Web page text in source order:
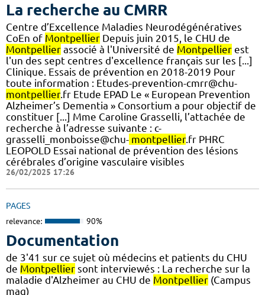
La recherche au CMRR
Centre d’Excellence Maladies Neurodégénératives
CoEn of Montpellier Depuis juin 2015, le CHU de
Montpellier associé à l'Université de Montpellier est
l'un des sept centres d'excellence français sur les [...]
Clinique. Essais de prévention en 2018-2019 Pour
toute information : Etudes-prevention-cmrr@chu-
montpellier.fr Etude EPAD Le « European Prevention
Alzheimer’s Dementia » Consortium a pour objectif de
constituer [...] Mme Caroline Grasselli, l’attachée de
recherche à l’adresse suivante : c-
grasselli_monboisse@chu- montpellier.fr PHRC
LEOPOLD Essai national de prévention des lésions
cérébrales d’origine vasculaire visibles
26/02/2025 17:26
PAGES
relevance: 90%
Documentation
de 3'41 sur ce sujet où médecins et patients du CHU
de Montpellier sont interviewés : La recherche sur la
maladie d'Alzheimer au CHU de Montpellier (Campus
mag)